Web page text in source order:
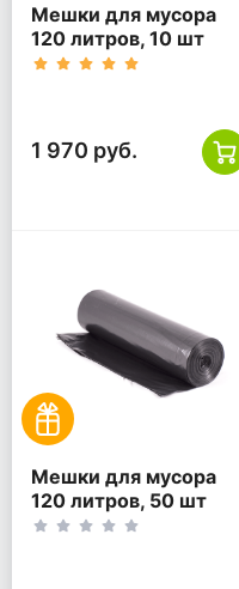
Мешки для мусора
120 литров, 10 шт
(20уп)., черные
1 970 руб.
Мешки для мусора
120 литров, 50 шт
(5уп)., черные